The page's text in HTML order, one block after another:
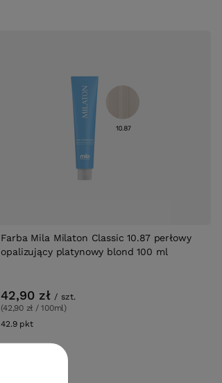
Farba Mila Milaton Classic 10.87 perłowy
opalizujący platynowy blond 100 ml
42,90 zł / szt.
(42,90 zł / 100ml)
42.9 pktpunktów